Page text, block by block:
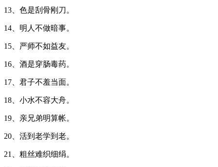
13、色是刮骨刚刀。
14、明人不做暗事。
15、严师不如益友。
16、酒是穿肠毒药。
17、君子不羞当面。
18、小水不容大舟。
19、亲兄弟明算帐。
20、活到老学到老。
21、粗丝难织细绢。